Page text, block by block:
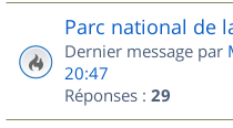
Parc national de
Dernier message par
20:47
Réponses : 29